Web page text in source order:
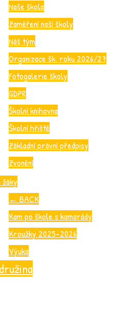
Naše škola
Zaměření naší školy
Náš tým
Organizace šk. roku 2026/27
Fotogalerie školy
GDPR
Školní knihovna
Školní hřiště
Základní právní předpisy
Zvonění
← BACK
Kam po škole s kamarády
Kroužky 2025-2026
Výuka